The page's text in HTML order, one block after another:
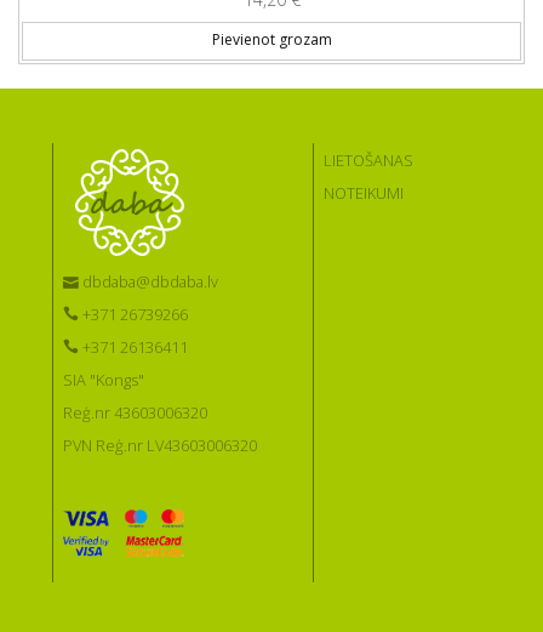
Pievienot grozam
dbdaba@dbdaba.lv
+371 26739266
+371 26136411
SIA "Kongs"
Reģ.nr 43603006320
PVN Reģ.nr LV43603006320
LIETOŠANAS
NOTEIKUMI